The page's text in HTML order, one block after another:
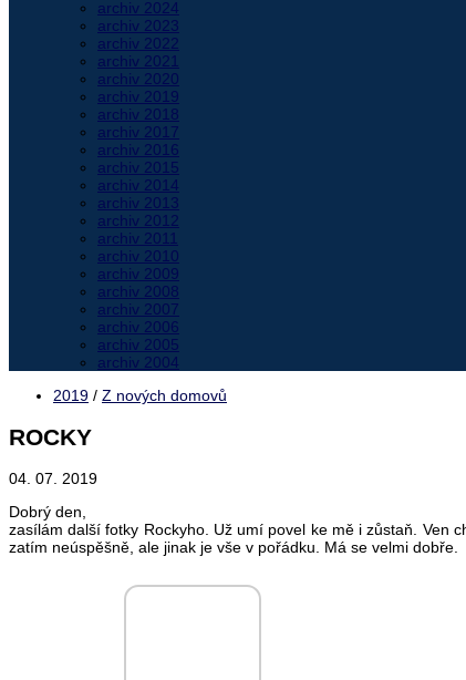
archiv 2024
archiv 2023
archiv 2022
archiv 2021
archiv 2020
archiv 2019
archiv 2018
archiv 2017
archiv 2016
archiv 2015
archiv 2014
archiv 2013
archiv 2012
archiv 2011
archiv 2010
archiv 2009
archiv 2008
archiv 2007
archiv 2006
archiv 2005
archiv 2004
2019 / Z nových domovů
ROCKY
04. 07. 2019
Dobrý den,
zasílám další fotky Rockyho. Už umí povel ke mě i zůstaň. Ven
zatím neúspěšně, ale jinak je vše v pořádku. Má se velmi dobře.